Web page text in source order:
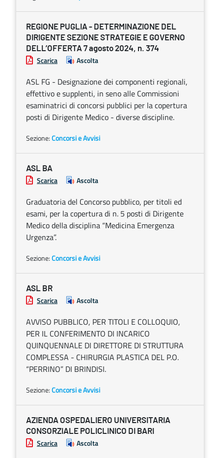
REGIONE PUGLIA - DETERMINAZIONE DEL
DIRIGENTE SEZIONE STRATEGIE E GOVERNO
DELL’OFFERTA 7 agosto 2024, n. 374
Scarica Ascolta
ASL FG - Designazione dei componenti regionali,
effettivo e supplenti, in seno alle Commissioni
esaminatrici di concorsi pubblici per la copertura
posti di Dirigente Medico - diverse discipline.
Sezione:Concorsi e Avvisi
ASL BA
Scarica Ascolta
Graduatoria del Concorso pubblico, per titoli ed
esami, per la copertura di n. 5 posti di Dirigente
Medico della disciplina “Medicina Emergenza
Urgenza”.
Sezione:Concorsi e Avvisi
ASL BR
Scarica Ascolta
AVVISO PUBBLICO, PER TITOLI E COLLOQUIO,
PER IL CONFERIMENTO DI INCARICO
QUINQUENNALE DI DIRETTORE DI STRUTTURA
COMPLESSA - CHIRURGIA PLASTICA DEL P.O.
“PERRINO” DI BRINDISI.
Sezione:Concorsi e Avvisi
AZIENDA OSPEDALIERO UNIVERSITARIA
CONSORZIALE POLICLINICO DI BARI
Scarica Ascolta